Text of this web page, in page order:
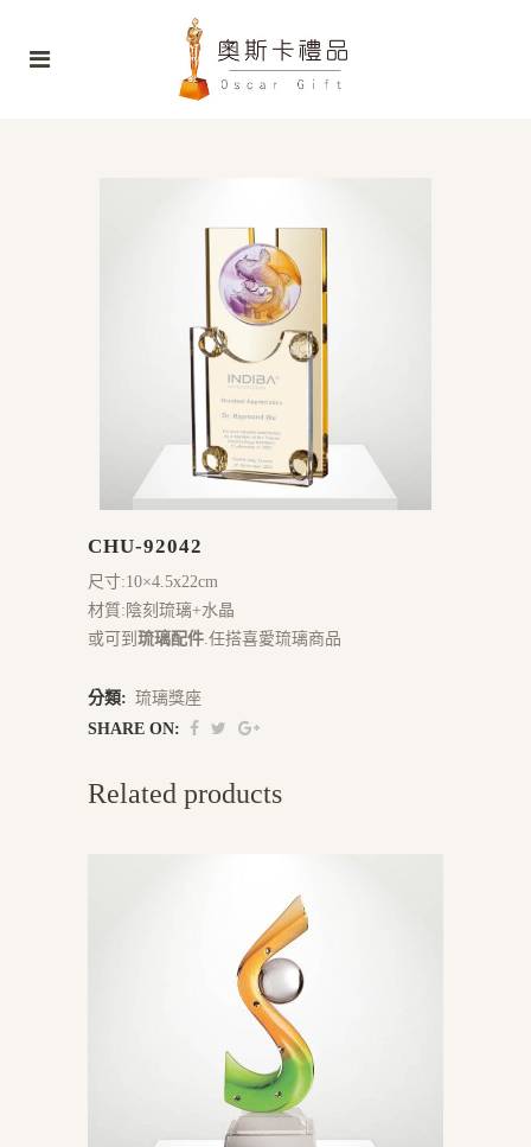
CHU-92042
尺寸:10×4.5x22cm
材質:陰刻琉璃+水晶
或可到 琉璃配件.任搭喜愛琉璃商品
分類: 琉璃獎座
SHARE ON:
Related products